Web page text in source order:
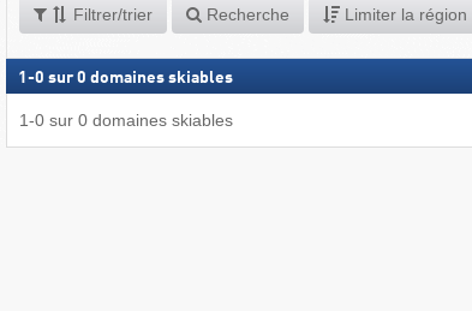
Filtrer/trier Recherche Limiter la région
1 -0 sur0 domaines skiables
1-0 sur 0 domaines skiables